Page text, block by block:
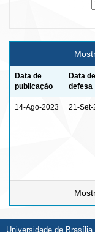
Data de
publicação
Data de
defesa
14-Ago-2023 21-Set-
Universidade de